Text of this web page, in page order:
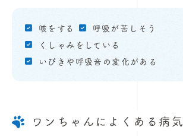
咳をする
呼吸が苦しそう
くしゃみをしている
いびきや呼吸音の変化がある
ワンちゃんによくある病気